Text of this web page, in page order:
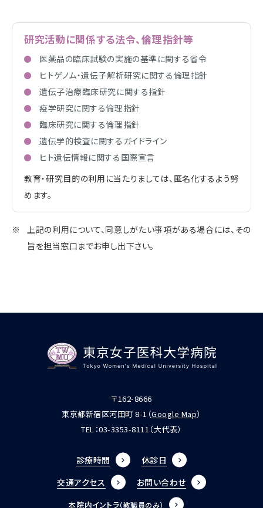
研究活動に関係する法令、倫理指針等
医薬品の臨床試験の実施の基準に関する省令
ヒトゲノム・遺伝子解析研究に関する倫理指針
遺伝子治療臨床研究に関する指針
疫学研究に関する倫理指針
臨床研究に関する倫理指針
遺伝学的検査に関するガイドライン
ヒト遺伝情報に関する国際宣言
教育・研究目的の利用に当たりましては、匿名化するよう努
めます。
上記の利用について、同意しがたい事項がある場合には、その
旨を担当窓口までお申し出下さい。
〒162-8666
東京都新宿区河田町 8-1（Google Map）
TEL：03-3353-8111 （大代表）
診療時間
休診日
交通アクセス
お問い合わせ
本院内イントラ（教職員のみ）